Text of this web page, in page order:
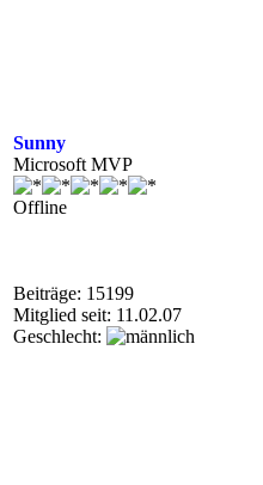
Sunny
Microsoft MVP
Offline
Beiträge: 15199
Mitglied seit: 11.02.07
Geschlecht: